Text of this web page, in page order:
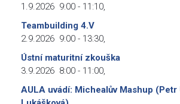
1.9.2026 9:00 - 11:10
Teambuilding 4.V
2.9.2026 9:00 - 13:30
Ústní maturitní zkouška
3.9.2026 8:00 - 11:00
AULA uvádí: Michealův Mashup (Petr